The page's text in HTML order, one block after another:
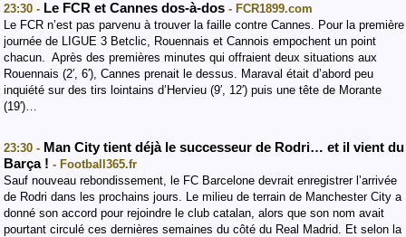
23:30 - Le FCR et Cannes dos-à-dos - FCR1899.com
Le FCR n’est pas parvenu à trouver la faille contre Cannes. Pour la première
journée de LIGUE 3 Betclic, Rouennais et Cannois empochent un point
chacun. Après des premières minutes qui offraient deux situations aux
Rouennais (2′, 6′), Cannes prenait le dessus. Maraval était d’abord peu
inquiété sur des tirs lointains d’Hervieu (9′, 12′) puis une tête de Morante
(19′)…
23:30 - Man City tient déjà le successeur de Rodri… et il vient du
Barça ! - Football365.fr
Sauf nouveau rebondissement, le FC Barcelone devrait enregistrer l’arrivée
de Rodri dans les prochains jours. Le milieu de terrain de Manchester City a
donné son accord pour rejoindre le club catalan, alors que son nom avait
pourtant circulé ces dernières semaines du côté du Real Madrid. Et selon la